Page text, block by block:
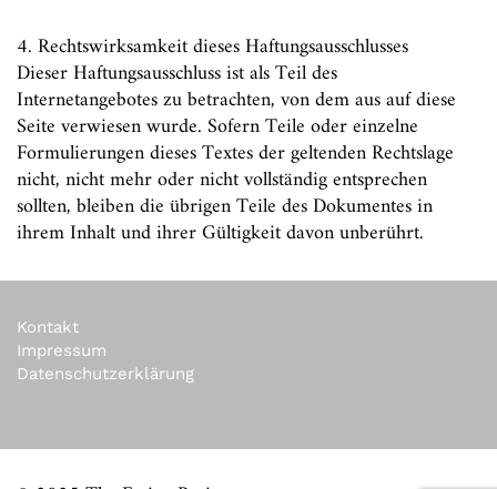
4. Rechtswirksamkeit dieses Haftungsausschlusses
Dieser Haftungsausschluss ist als Teil des
Internetangebotes zu betrachten, von dem aus auf diese
Seite verwiesen wurde. Sofern Teile oder einzelne
Formulierungen dieses Textes der geltenden Rechtslage
nicht, nicht mehr oder nicht vollständig entsprechen
sollten, bleiben die übrigen Teile des Dokumentes in
ihrem Inhalt und ihrer Gültigkeit davon unberührt.
Kontakt
Impressum
Datenschutzerklärung